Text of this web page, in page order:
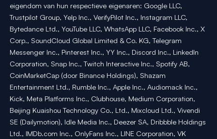
eigendom van hun respectieve eigenaren: Google LLC,
Trustpilot Group, Yelp Inc., VerifyPilot Inc., Instagram LLC,
Bytedance Ltd., YouTube LLC, WhatsApp LLC, Facebook Inc., X
Corp., SoundCloud Global Limited & Co. KG, Telegram
Messenger Inc., Pinterest Inc., YY Inc., Discord Inc., LinkedIn
Corporation, Snap Inc., Twitch Interactive Inc., Spotify AB,
CoinMarketCap (door Binance Holdings), Shazam
Entertainment Ltd., Rumble Inc., Apple Inc., Audiomack Inc.,
Kick, Meta Platforms Inc., Clubhouse, Medium Corporation,
Beijing Kuaishou Technology Co., Ltd., Mixcloud Ltd., Vivendi
SE (Dailymotion), Idle Media Inc., Deezer SA, Dribbble Holdings
Ltd., IMDb.com Inc., OnlyFans Inc., LINE Corporation, VK